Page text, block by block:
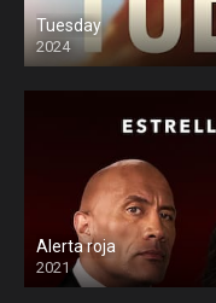
Tuesday
2024
Alerta roja
2021